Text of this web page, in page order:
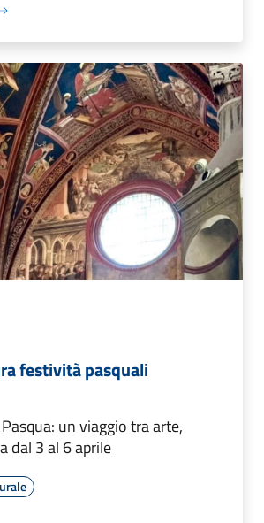
festività pasquali
un viaggio tra arte,
dal 3 al 6 aprile